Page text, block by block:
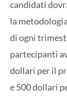
candidati
la
di ogni
partecipanti
dollari per il
e 500 dollari